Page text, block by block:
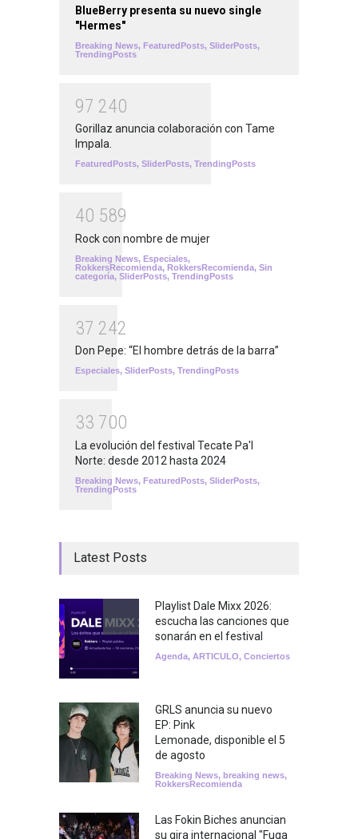
BlueBerry presenta su nuevo single
"Hermes"
Breaking News, FeaturedPosts, SliderPosts,
TrendingPosts
97 240
Gorillaz anuncia colaboración con Tame
Impala.
FeaturedPosts, SliderPosts, TrendingPosts
40 589
Rock con nombre de mujer
Breaking News, Especiales,
RokkersRecomienda, RokkersRecomienda, Sin
categoría, SliderPosts, TrendingPosts
37 242
Don Pepe: “El hombre detrás de la barra”
Especiales, SliderPosts, TrendingPosts
33 700
La evolución del festival Tecate Pa'l
Norte: desde 2012 hasta 2024
Breaking News, FeaturedPosts, SliderPosts,
TrendingPosts
Latest Posts
Playlist Dale Mixx 2026:
escucha las canciones que
sonarán en el festival
Agenda, ARTICULO, Conciertos
GRLS anuncia su nuevo
EP: Pink
Lemonade, disponible el 5
de agosto
Breaking News, breaking news,
RokkersRecomienda
Las Fokin Biches anuncian
su gira internacional "Fuga